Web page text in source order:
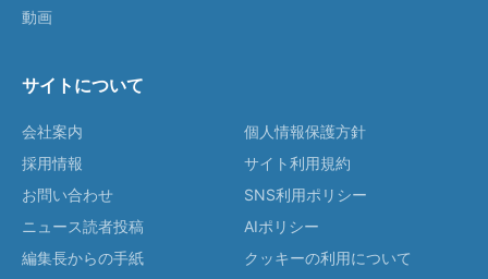
動画
サイトについて
会社案内
採用情報
お問い合わせ
ニュース読者投稿
編集長からの手紙
個人情報保護方針
サイト利用規約
SNS利用ポリシー
AIポリシー
クッキーの利用について